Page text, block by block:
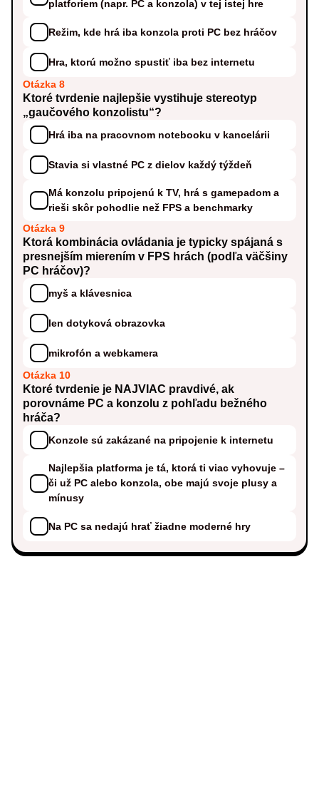
platforiem (napr. PC a konzola) v tej istej hre
Režim, kde hrá iba konzola proti PC bez hráčov
Hra, ktorú možno spustiť iba bez internetu
Otázka 8
Ktoré tvrdenie najlepšie vystihuje stereotyp
„gaučového konzolistu“?
Hrá iba na pracovnom notebooku v kancelárii
Stavia si vlastné PC z dielov každý týždeň
Má konzolu pripojenú k TV, hrá s gamepadom a
rieši skôr pohodlie než FPS a benchmarky
Otázka 9
Ktorá kombinácia ovládania je typicky spájaná s
presnejším mierením v FPS hrách (podľa väčšiny
PC hráčov)?
myš a klávesnica
len dotyková obrazovka
mikrofón a webkamera
Otázka 10
Ktoré tvrdenie je NAJVIAC pravdivé, ak
porovnáme PC a konzolu z pohľadu bežného
hráča?
Konzole sú zakázané na pripojenie k internetu
Najlepšia platforma je tá, ktorá ti viac vyhovuje –
či už PC alebo konzola, obe majú svoje plusy a
mínusy
Na PC sa nedajú hrať žiadne moderné hry